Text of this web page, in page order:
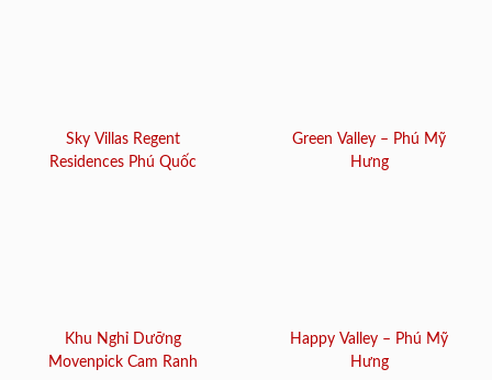
Sky Villas Regent
Residences Phú Quốc
Green Valley – Phú Mỹ
Hưng
Khu Nghỉ Dưỡng
Movenpick Cam Ranh
Happy Valley – Phú Mỹ
Hưng